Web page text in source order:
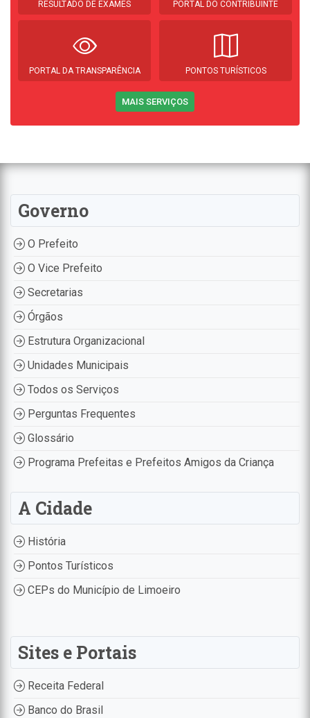
RESULTADO DE EXAMES PORTAL DO CONTRIBUINTE
PORTAL DA TRANSPARÊNCIA PONTOS TURÍSTICOS
MAIS SERVIÇOS
Governo
O Prefeito
O Vice Prefeito
Secretarias
Órgãos
Estrutura Organizacional
Unidades Municipais
Todos os Serviços
Perguntas Frequentes
Glossário
Programa Prefeitas e Prefeitos Amigos da Criança
A Cidade
História
Pontos Turísticos
CEPs do Município de Limoeiro
Sites e Portais
Receita Federal
Banco do Brasil